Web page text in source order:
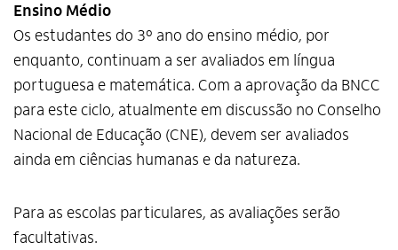
Ensino Médio
Os estudantes do 3º ano do ensino médio, por
enquanto, continuam a ser avaliados em língua
portuguesa e matemática. Com a aprovação da BNCC
para este ciclo, atualmente em discussão no Conselho
Nacional de Educação (CNE), devem ser avaliados
ainda em ciências humanas e da natureza.
Para as escolas particulares, as avaliações serão
facultativas.